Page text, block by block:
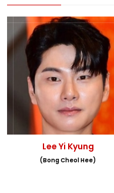
Lee Yi Kyung
(Bong Cheol Hee)